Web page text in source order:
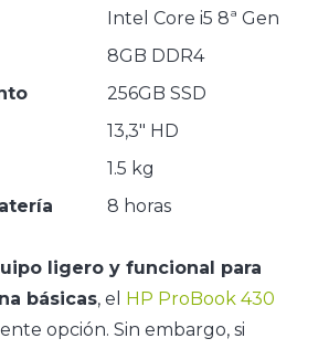
Intel Core i5 8ª Gen
8GB DDR4
256GB SSD
13,3″ HD
1.5 kg
8 horas
ligero y funcional para
básicas, el HP ProBook 430
opción. Sin embargo, si